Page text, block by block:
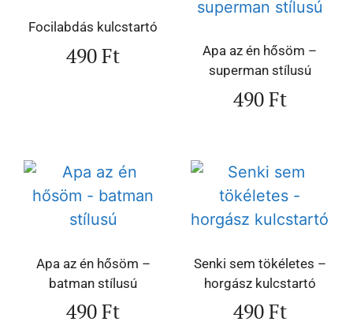
Focilabdás kulcstartó
490Ft
Apa az én hősöm –
superman stílusú
490Ft
Apa az én hősöm –
batman stílusú
490Ft
Senki sem tökéletes –
horgász kulcstartó
490Ft